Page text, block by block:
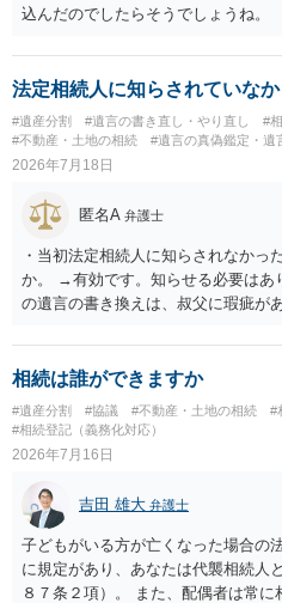
込んだのでしたらそうでしょうね。
法定相続人に知らされていな
#遺産分割 #遺言の書き直し・やり直し
#
#不動産・土地の相続
#遺言の真偽鑑定・遺
2026年7月18日
匿名A 弁護士
・当初法定相続人に知らされなかっ
か。 →有効です。知らせる必要はあ
の遺言の書き換えは、叔父に瑕疵
ますか。 →本人が自由に決められま
です。客観的な基準もありません。
することはできますか。 →分割を拒
ないということでしょうか。遺言で
と拒否することはできます。理由を
相続は誰ができますか
#遺産分割 #協議 #不動産・土地の相続
#
#相続登記（義務化対応）
2026年7月16日
吉田 雄大 弁護士
子どもがいる方が亡くなった場合の
に規定があり、あなたは代襲相続人
８７条２項）。 また、配偶者は常